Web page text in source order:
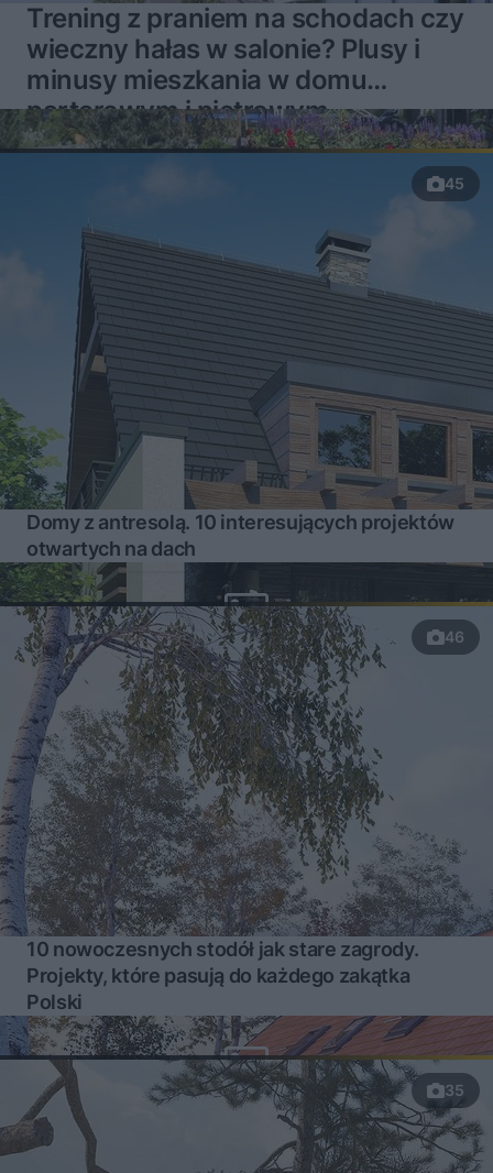
Trening z praniem na schodach czy
wieczny hałas w salonie? Plusy i
minusy mieszkania w domu
parterowym i piętrowym
45
Domy z antresolą. 10 interesujących projektów
otwartych na dach
46
10 nowoczesnych stodół jak stare zagrody.
Projekty, które pasują do każdego zakątka
Polski
35